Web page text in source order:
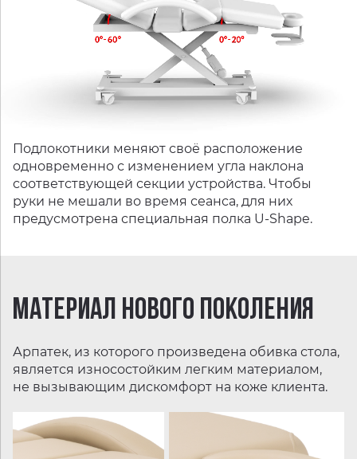
Подлокотники меняют своё расположение
одновременно с изменением угла наклона
соответствующей секции устройства. Чтобы
руки не мешали во время сеанса, для них
предусмотрена специальная полка U-Shape.
МАТЕРИАЛ НОВОГО ПОКОЛЕНИЯ
Арпатек, из которого произведена обивка стола,
является износостойким легким материалом,
не вызывающим дискомфорт на коже клиента.